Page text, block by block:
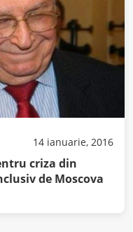
14 ianuarie, 2016
criza din
de Moscova